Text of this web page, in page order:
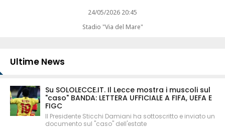
24/05/2026 20:45
Stadio "Via del Mare"
Ultime News
Su SOLOLECCE.IT. Il Lecce mostra i muscoli sul
"caso" BANDA: LETTERA UFFICIALE A FIFA, UEFA E
FIGC
Il Presidente Sticchi Damiani ha sottoscritto e inviato un
documento sul "caso" dell'estate